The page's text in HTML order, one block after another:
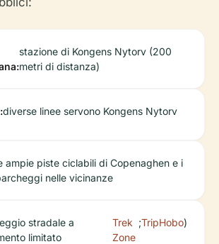
stazione di Kongens Nytorv (200
metri di distanza)
diverse linee servono Kongens Nytorv
ampie piste ciclabili di Copenaghen e i
nelle vicinanze
stradale a
limitato
Trek
Zone
;TripHobo)